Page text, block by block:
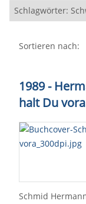
Schlagwörter:
Sortieren nach:
1989 -
halt Du
Schmid